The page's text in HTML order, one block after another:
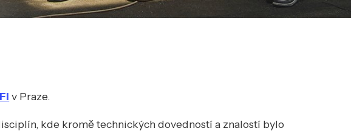
v Praze.
kde kromě technických dovedností a znalostí bylo